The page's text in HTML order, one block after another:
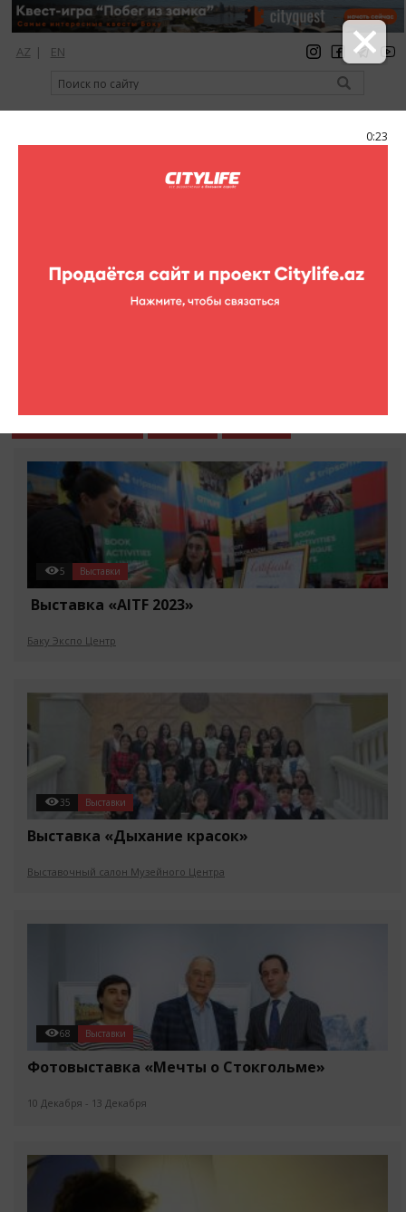
0:22
AZ | EN
регистрация вход Citylife Magazine
Фоторепортажи
Все фоторепортажи Театр Концерты
5 Выставки
Выставка «AITF 2023»
Баку Экспо Центр
35 Выставки
Выставка «Дыхание красок»
Выставочный салон Музейного Центра
68 Выставки
Фотовыставка «Мечты о Стокгольме»
10 Декабря - 13 Декабря